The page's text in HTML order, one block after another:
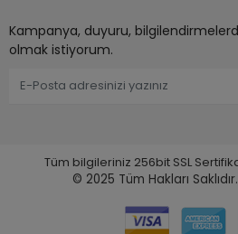
Kampanya, duyuru,
olmak istiyorum.
Tüm bilgileriniz 256bit SSL
© 2025 Tüm Hakları Saklıdır.